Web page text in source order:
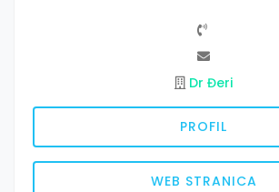
Dr Đeri
PROFIL
WEB STRANICA